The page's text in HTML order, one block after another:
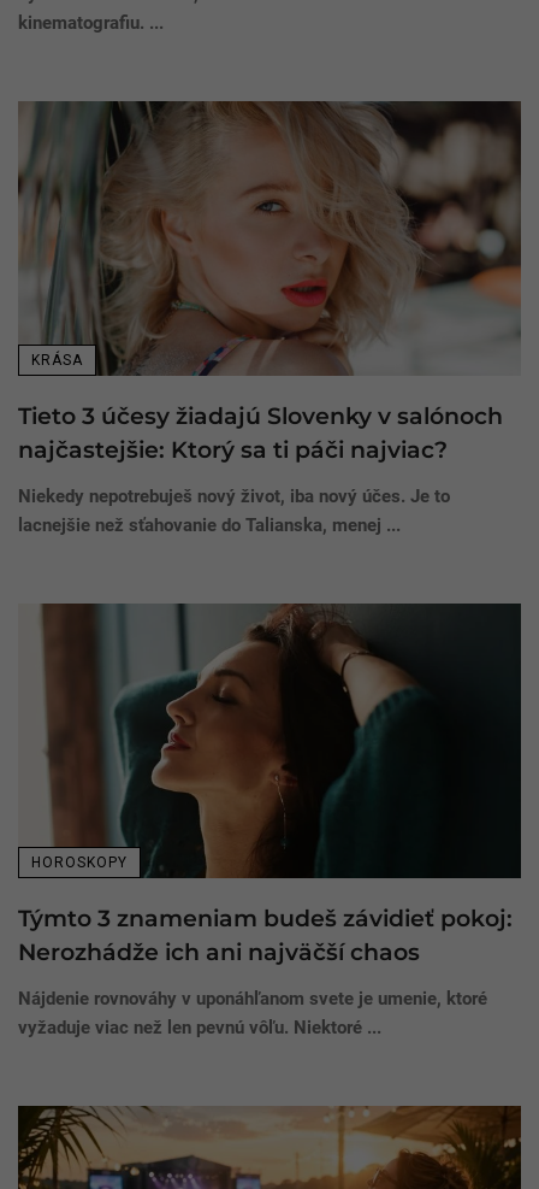
kinematografiu. ...
KRÁSA
Tieto 3 účesy žiadajú Slovenky v salónoch
najčastejšie: Ktorý sa ti páči najviac?
Niekedy nepotrebuješ nový život, iba nový účes. Je to
lacnejšie než sťahovanie do Talianska, menej ...
HOROSKOPY
Týmto 3 znameniam budeš závidieť pokoj:
Nerozhádže ich ani najväčší chaos
Nájdenie rovnováhy v uponáhľanom svete je umenie, ktoré
vyžaduje viac než len pevnú vôľu. Niektoré ...